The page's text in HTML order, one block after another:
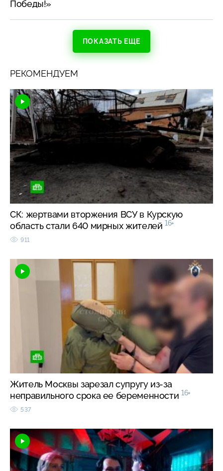
Победы!»
ПОКАЗАТЬ ЕЩЕ
РЕКОМЕНДУЕМ
СК: жертвами вторжения ВСУ в Курскую
область стали 640 мирных жителей 16+
911
Житель Москвы зарезал супругу из-за
неправильного срока ее беременности 16+
537